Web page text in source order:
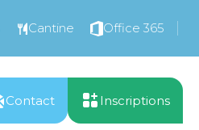
Cantine Office 365
Contact Inscriptions